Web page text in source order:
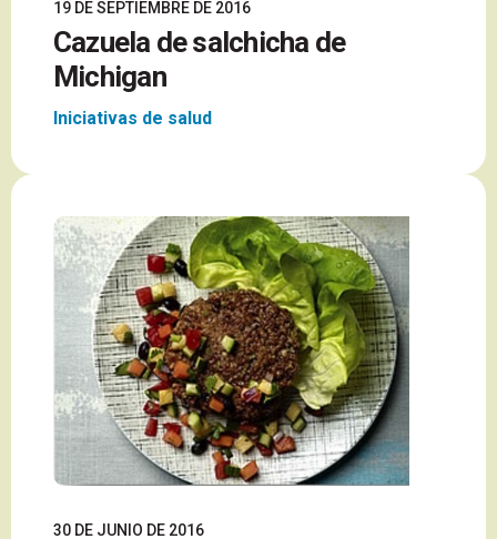
19 DE SEPTIEMBRE DE 2016
Cazuela de salchicha de
Michigan
Iniciativas de salud
30 DE JUNIO DE 2016